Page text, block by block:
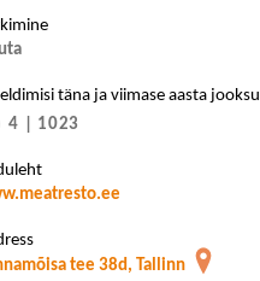
täna ja viimase aasta jooksul
4
1023
tee 38d, Tallinn